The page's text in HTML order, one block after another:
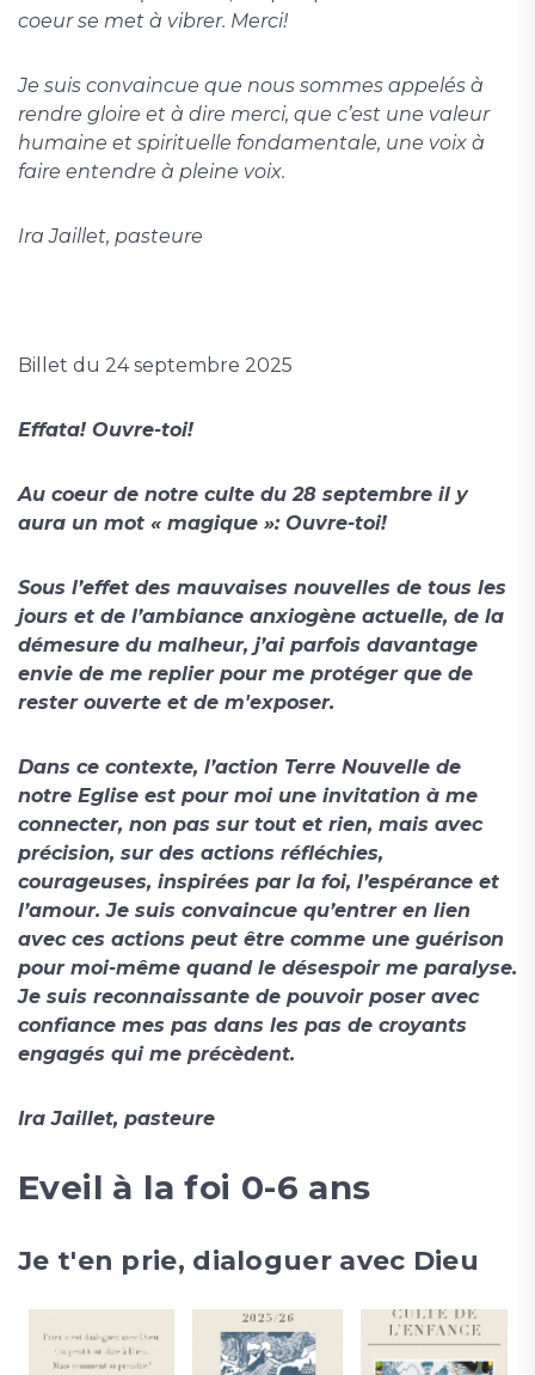
coeur se met à vibrer. Merci!
Je suis convaincue que nous sommes appelés à
rendre gloire et à dire merci, que c’est une valeur
humaine et spirituelle fondamentale, une voix à
faire entendre à pleine voix.
Ira Jaillet, pasteure
Billet du 24 septembre 2025
Effata! Ouvre-toi!
Au coeur de notre culte du 28 septembre il y
aura un mot « magique »: Ouvre-toi!
Sous l’effet des mauvaises nouvelles de tous les
jours et de l’ambiance anxiogène actuelle, de la
démesure du malheur, j’ai parfois davantage
envie de me replier pour me protéger que de
rester ouverte et de m'exposer.
Dans ce contexte, l’action Terre Nouvelle de
notre Eglise est pour moi une invitation à me
connecter, non pas sur tout et rien, mais avec
précision, sur des actions réfléchies,
courageuses, inspirées par la foi, l’espérance et
l’amour. Je suis convaincue qu’entrer en lien
avec ces actions peut être comme une guérison
pour moi-même quand le désespoir me paralyse.
Je suis reconnaissante de pouvoir poser avec
confiance mes pas dans les pas de croyants
engagés qui me précèdent.
Ira Jaillet, pasteure
Eveil à la foi 0-6 ans
Je t'en prie, dialoguer avec Dieu